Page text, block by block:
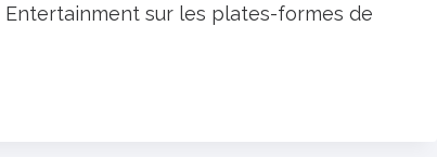
sur les plates-formes de